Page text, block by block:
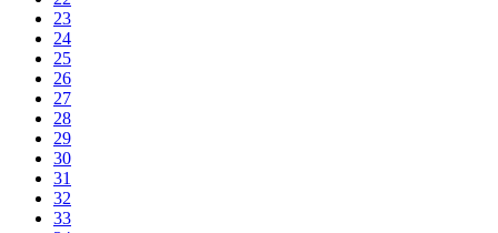
23
24
25
26
27
28
29
30
31
32
33